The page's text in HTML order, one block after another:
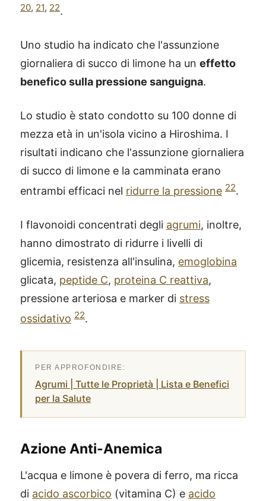
20, 21, 22.
Uno studio ha indicato che l'assunzione
giornaliera di succo di limone ha un effetto
benefico sulla pressione sanguigna.
Lo studio è stato condotto su 100 donne di
mezza età in un'isola vicino a Hiroshima. I
risultati indicano che l'assunzione giornaliera
di succo di limone e la camminata erano
entrambi efficaci nel ridurre la pressione 22.
I flavonoidi concentrati degli agrumi, inoltre,
hanno dimostrato di ridurre i livelli di
glicemia, resistenza all'insulina, emoglobina
glicata, peptide C, proteina C reattiva,
pressione arteriosa e marker di stress
ossidativo 22.
Agrumi | Tutte le Proprietà | Lista e Benefici
per la Salute
Azione Anti-Anemica
L'acqua e limone è povera di ferro, ma ricca
di acido ascorbico (vitamina C) e acido